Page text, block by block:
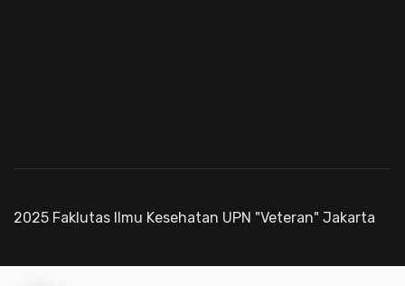
2025 Faklutas Ilmu Kesehatan UPN "Veteran" Jakarta